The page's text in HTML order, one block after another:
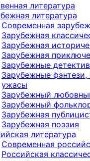
литература
литература
Современная
Зарубежная
Зарубежная
Зарубежная
Зарубежные
Зарубежные фэнтези,
ужасы
Зарубежный
Зарубежный
Зарубежная
Зарубежная поэзия
литература
Современная
Российская